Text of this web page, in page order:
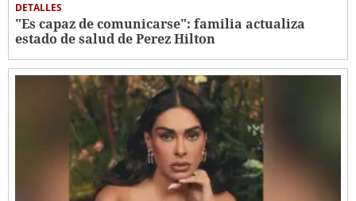
DETALLES
"Es capaz de comunicarse": familia actualiza
estado de salud de Perez Hilton